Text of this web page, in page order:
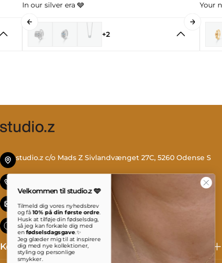
In our silver era 🩶
+2
Your
studio.z c/o Mads Z Sivlandvænget 27C, 5260 Odense S
info@studioz.dk
Mandag til torsdag: 8 - 16 Fredag: 8 - 15:30
Kollektioner
Velkommen til studio.z 🩵
Tilmeld dig vores nyhedsbrev
og få10% på din første ordre.
Husk at tilføje din fødselsdag,
så jeg kan forkæle dig med
enfødselsdagsgave.✨
Jeg glæder mig til at inspirere
dig med nye kollektioner,
styling og personlige
smykker.